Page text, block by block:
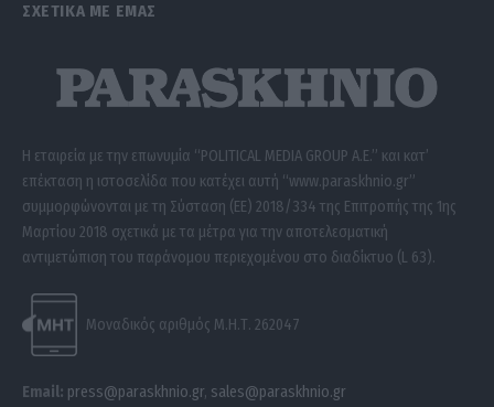
ΣΧΕΤΙΚΑ ΜΕ ΕΜΑΣ
Η εταιρεία με την επωνυμία “POLITICAL MEDIA GROUP A.E.” και κατ’
επέκταση η ιστοσελίδα που κατέχει αυτή “www.paraskhnio.gr”
συμμορφώνονται με τη Σύσταση (ΕΕ) 2018/334 της Επιτροπής της 1ης
Μαρτίου 2018 σχετικά με τα μέτρα για την αποτελεσματική
αντιμετώπιση του παράνομου περιεχομένου στο διαδίκτυο (L 63).
Μοναδικός αριθμός Μ.Η.Τ. 262047
Email: press@paraskhnio.gr, sales@paraskhnio.gr